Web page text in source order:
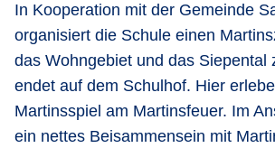
In Kooperation mit der Gemeinde
organisiert die Schule einen
das Wohngebiet und das Siepental
endet auf dem Schulhof. Hier
Martinsspiel am Martinsfeuer. Im
ein nettes Beisammensein mit